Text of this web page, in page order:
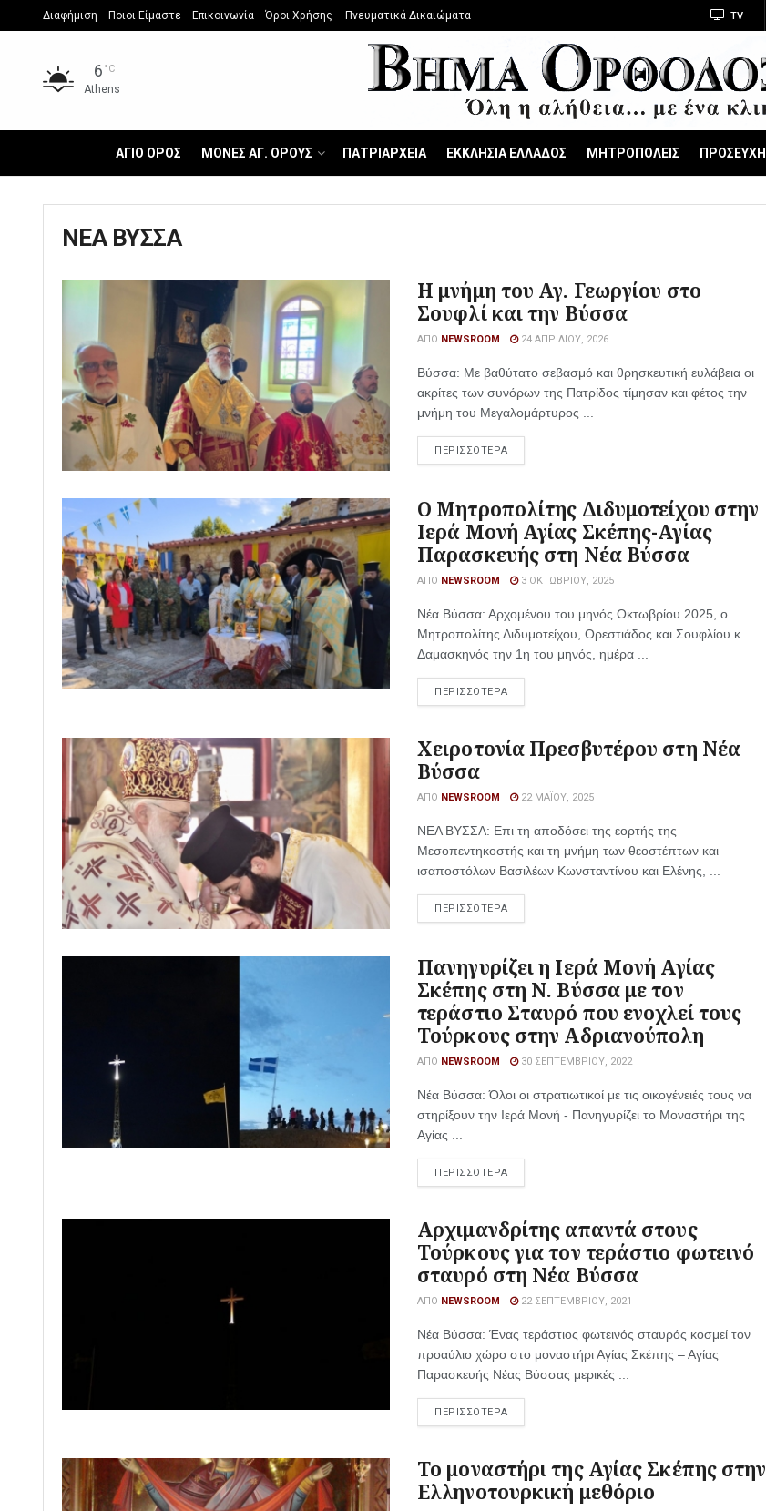
Διαφήμιση Ποιοι Είμαστε Επικοινωνία Όροι Χρήσης – Πνευματικά Δικαιώματα TV
6 °C
Athens
ΑΓΙΟ ΟΡΟΣ ΜΟΝΕΣ ΑΓ. ΟΡΟΥΣ ΠΑΤΡΙΑΡΧΕΙΑ ΕΚΚΛΗΣΙΑ ΕΛΛΑΔΟΣ ΜΗΤΡΟΠΟΛΕΙΣ ΠΡΟΣΕΥΧΗ
ΝΕΑ ΒΥΣΣΑ
Η μνήμη του Αγ. Γεωργίου στο
Σουφλί και την Βύσσα
ΑΠΌ NEWSROOM 24 ΑΠΡΙΛΊΟΥ, 2026
Βύσσα: Με βαθύτατο σεβασμό και θρησκευτική ευλάβεια οι
ακρίτες των συνόρων της Πατρίδος τίμησαν και φέτος την
μνήμη του Μεγαλομάρτυρος ...
ΠΕΡΙΣΣΟΤΕΡΑ
Ο Μητροπολίτης Διδυμοτείχου στην
Ιερά Μονή Αγίας Σκέπης-Αγίας
Παρασκευής στη Νέα Βύσσα
ΑΠΌ NEWSROOM 3 ΟΚΤΩΒΡΊΟΥ, 2025
Νέα Βύσσα: Αρχομένου του μηνός Οκτωβρίου 2025, ο
Μητροπολίτης Διδυμοτείχου, Ορεστιάδος και Σουφλίου κ.
Δαμασκηνός την 1η του μηνός, ημέρα ...
ΠΕΡΙΣΣΟΤΕΡΑ
Χειροτονία Πρεσβυτέρου στη Νέα
Βύσσα
ΑΠΌ NEWSROOM 22 ΜΑΪ́ΟΥ, 2025
ΝΕΑ ΒΥΣΣΑ: Επι τη αποδόσει της εορτής της
Μεσοπεντηκοστής και τη μνήμη των θεοστέπτων και
ισαποστόλων Βασιλέων Κωνσταντίνου και Ελένης, ...
ΠΕΡΙΣΣΟΤΕΡΑ
Πανηγυρίζει η Ιερά Μονή Αγίας
Σκέπης στη Ν. Βύσσα με τον
τεράστιο Σταυρό που ενοχλεί τους
Τούρκους στην Αδριανούπολη
ΑΠΌ NEWSROOM 30 ΣΕΠΤΕΜΒΡΊΟΥ, 2022
Νέα Βύσσα: Όλοι οι στρατιωτικοί με τις οικογένειές τους να
στηρίξουν την Ιερά Μονή - Πανηγυρίζει το Μοναστήρι της
Αγίας ...
ΠΕΡΙΣΣΟΤΕΡΑ
Αρχιμανδρίτης απαντά στους
Τούρκους για τον τεράστιο φωτεινό
σταυρό στη Νέα Βύσσα
ΑΠΌ NEWSROOM 22 ΣΕΠΤΕΜΒΡΊΟΥ, 2021
Νέα Βύσσα: Ένας τεράστιος φωτεινός σταυρός κοσμεί τον
προαύλιο χώρο στο μοναστήρι Αγίας Σκέπης – Αγίας
Παρασκευής Νέας Βύσσας μερικές ...
ΠΕΡΙΣΣΟΤΕΡΑ
Το μοναστήρι της Αγίας Σκέπης στην
Ελληνοτουρκική μεθόριο